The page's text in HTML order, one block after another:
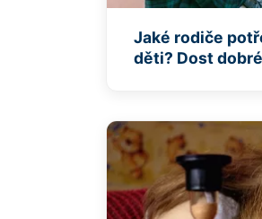
Jaké rodiče
děti? Dost dobré